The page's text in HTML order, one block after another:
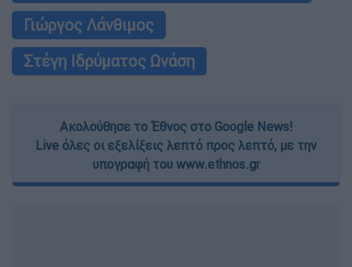
Γιώργος Λάνθιμος
Στέγη Ιδρύματος Ωνάση
Ακολούθησε το Έθνος στο Google News!
Live όλες οι εξελίξεις λεπτό προς λεπτό, με την
υπογραφή του www.ethnos.gr